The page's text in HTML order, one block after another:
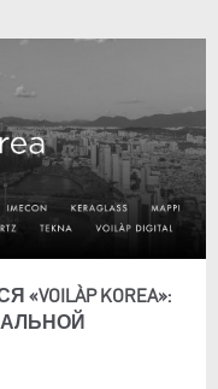
«VOILÀP KOREA»: